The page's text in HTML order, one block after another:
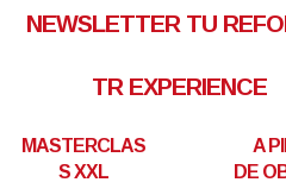
NEWSLETTER TU
TR EXPERIENCE
MASTERCLAS
S XXL
A
DE